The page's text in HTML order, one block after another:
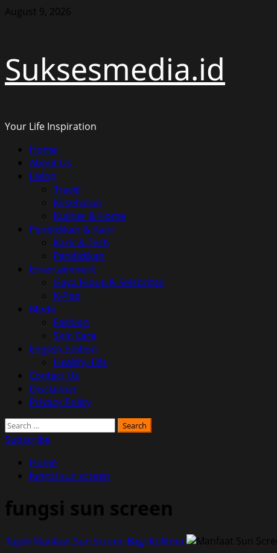
Skip
August 9, 2026
Suksesmedia.id
Your Life Inspiration
Primary
Menu
Home
About Us
Living
Travel
Kesehatan
Kuliner & Home
Pendidikan & Karir
Karir & Tech
Pendidikan
Entertainment
Gaya Hidup & Selebritas
K-Pop
Mode
Fashion
Skin Care
English Edition
Healthy Life
Contact Us
Disclaimer
Privacy Policy
Search
for:
Subscribe
Home
fungsi sun screen
fungsi sun screen
Tujuh Manfaat Sun Screen Bagi Kulitmu